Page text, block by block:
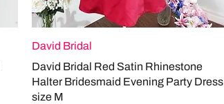
David Bridal
David Bridal Red Satin Rhinestone
Halter Bridesmaid Evening Party Dress
size M